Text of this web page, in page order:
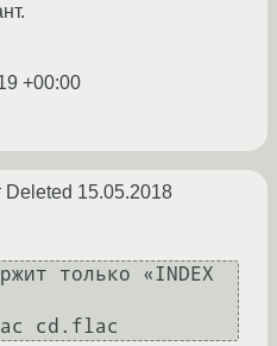
+00:00
Deleted 15.05.2018
только «INDEX
cd.flac